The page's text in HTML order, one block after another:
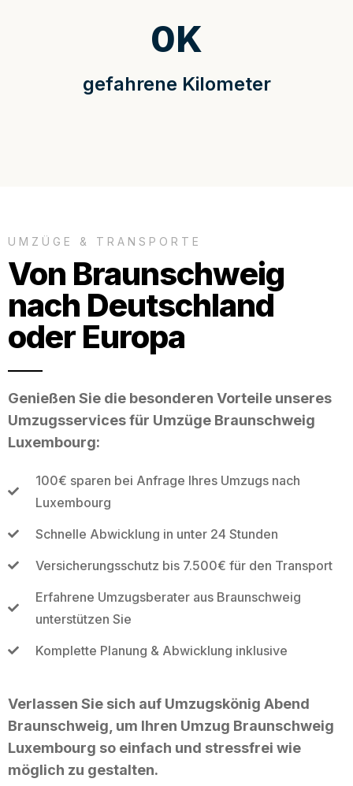
gefahrene Kilometer
0K
UMZÜGE & TRANSPORTE
Von Braunschweig
nach Deutschland
oder Europa
Genießen Sie die besonderen Vorteile unseres
Umzugsservices für Umzüge Braunschweig
Luxembourg:
100€ sparen bei Anfrage Ihres Umzugs nach
Luxembourg
Schnelle Abwicklung in unter 24 Stunden
Versicherungsschutz bis 7.500€ für den Transport
Erfahrene Umzugsberater aus Braunschweig
unterstützen Sie
Komplette Planung & Abwicklung inklusive
Verlassen Sie sich auf Umzugskönig Abend
Braunschweig, um Ihren Umzug Braunschweig
Luxembourg so einfach und stressfrei wie
möglich zu gestalten.